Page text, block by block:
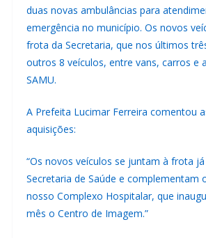
duas novas ambulâncias para
emergência no município. Os novos
frota da Secretaria, que nos últimos
outros 8 veículos, entre vans, carros e
SAMU.
A Prefeita Lucimar Ferreira comentou
aquisições:
“Os novos veículos se juntam à frota
Secretaria de Saúde e complementam
nosso Complexo Hospitalar, que
mês o Centro de Imagem.”